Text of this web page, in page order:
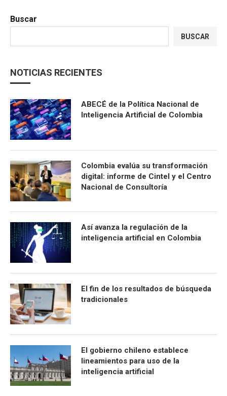
Buscar
BUSCAR
NOTICIAS RECIENTES
ABECÉ de la Política Nacional de
Inteligencia Artificial de Colombia
Colombia evalúa su transformación
digital: informe de Cintel y el Centro
Nacional de Consultoría
Así avanza la regulación de la
inteligencia artificial en Colombia
El fin de los resultados de búsqueda
tradicionales
El gobierno chileno establece
lineamientos para uso de la
inteligencia artificial